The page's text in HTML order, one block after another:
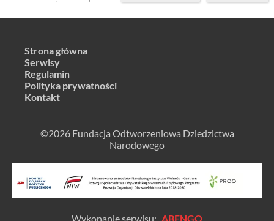
Strona główna
Serwisy
Regulamin
Polityka prywatności
Kontakt
©2026 Fundacja Odtworzeniowa Dziedzictwa
Narodowego
Wykonanie serwisu: ABENGO